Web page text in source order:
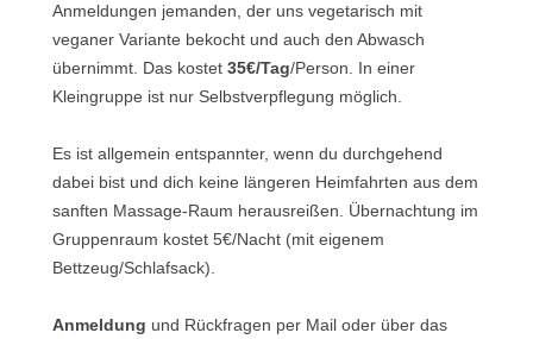
Anmeldungen jemanden, der uns vegetarisch mit
veganer Variante bekocht und auch den Abwasch
übernimmt. Das kostet 35€/Tag/Person. In einer
Kleingruppe ist nur Selbstverpflegung möglich.
Es ist allgemein entspannter, wenn du durchgehend
dabei bist und dich keine längeren Heimfahrten aus dem
sanften Massage-Raum herausreißen. Übernachtung im
Gruppenraum kostet 5€/Nacht (mit eigenem
Bettzeug/Schlafsack).
Anmeldung und Rückfragen per Mail oder über das